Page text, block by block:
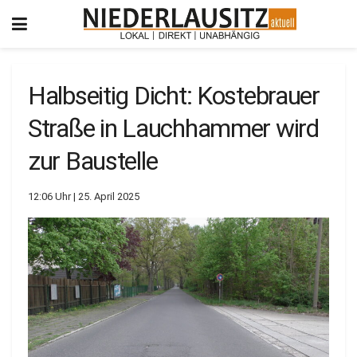
Halbseitig Dicht: Kostebrauer
Straße in Lauchhammer wird
zur Baustelle
12:06 Uhr | 25. April 2025